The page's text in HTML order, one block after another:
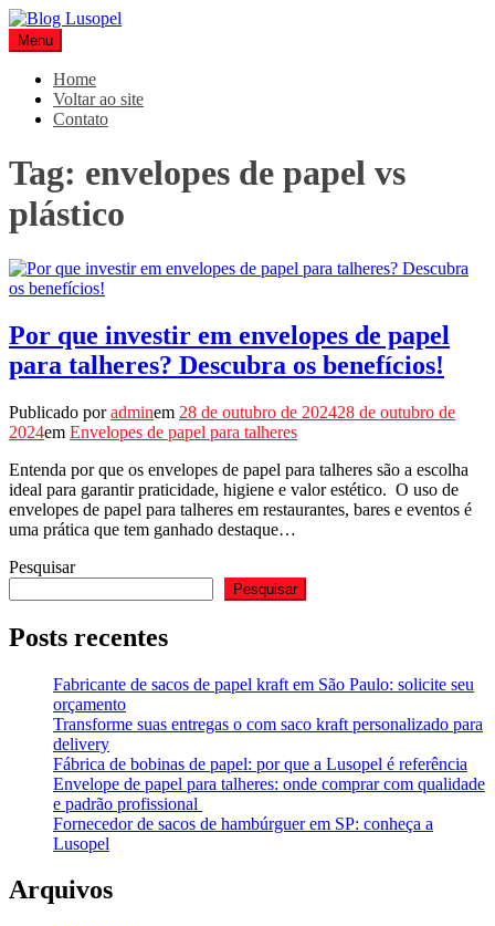
Pular
para
o
conteúdo
Blog Lusopel
Especialistas em Embalagens
Menu
Home
Voltar ao site
Contato
Tag: envelopes de papel vs
plástico
Por que investir em envelopes de papel
para talheres? Descubra os benefícios!
Publicado poradminem 28 de outubro de 202428 de outubro de
2024em Envelopes de papel para talheres
Entenda por que os envelopes de papel para talheres são a escolha
ideal para garantir praticidade, higiene e valor estético. O uso de
envelopes de papel para talheres em restaurantes, bares e eventos é
uma prática que tem ganhado destaque…
Pesquisar
Pesquisar
Posts recentes
Fabricante de sacos de papel kraft em São Paulo: solicite seu
orçamento
Transforme suas entregas o com saco kraft personalizado para
delivery
Fábrica de bobinas de papel: por que a Lusopel é referência
Envelope de papel para talheres: onde comprar com qualidade
e padrão profissional
Fornecedor de sacos de hambúrguer em SP: conheça a
Lusopel
Arquivos